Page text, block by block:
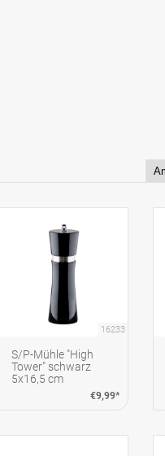
16233
S/P-Mühle "High
Tower" schwarz
5x16,5 cm
€9,99*